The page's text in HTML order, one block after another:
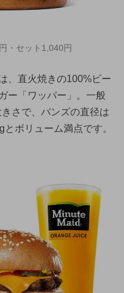
・セット1,040円
、直火焼きの100%ビー
ー「ワッパー」。一般
さで、バンズの直径は
ボリューム満点です。